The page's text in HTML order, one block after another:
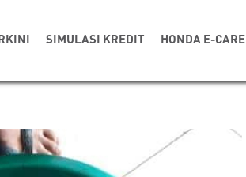
SIMULASI KREDIT HONDA E-CARE